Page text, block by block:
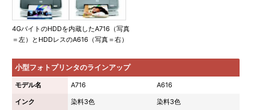
4GバイトのHDDを内蔵したA716（写真
＝左）とHDDレスのA616（写真＝右）
小型フォトプリンタのラインアップ
モデル名 A716
A616
インク
染料3色
染料3色